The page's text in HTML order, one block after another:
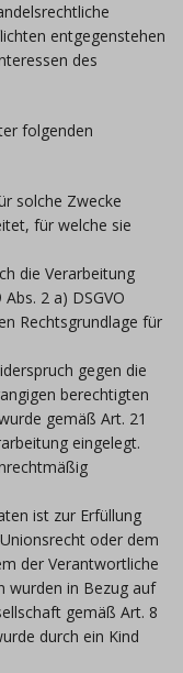
entgegenstehen
des
folgenden
solche Zwecke
für welche sie
die Verarbeitung
2 a) DSGVO
Rechtsgrundlage für
gegen die
berechtigten
gemäß Art. 21
eingelegt.
ist zur Erfüllung
oder dem
der Verantwortliche
wurden in Bezug auf
gemäß Art. 8
durch ein Kind